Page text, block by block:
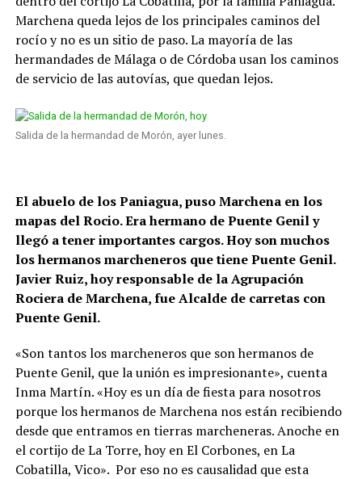
Marchena queda lejos de los principales caminos del
rocío y no es un sitio de paso. La mayoría de las
hermandades de Málaga o de Córdoba usan los caminos
de servicio de las autovías, que quedan lejos.
Salida de la hermandad de Morón, ayer lunes.
El abuelo de los Paniagua, puso Marchena en los
mapas del Rocio. Era hermano de Puente Genil y
llegó a tener importantes cargos. Hoy son muchos
los hermanos marcheneros que tiene Puente Genil.
Javier Ruiz, hoy responsable de la Agrupación
Rociera de Marchena, fue Alcalde de carretas con
Puente Genil.
«Son tantos los marcheneros que son hermanos de
Puente Genil, que la unión es impresionante», cuenta
Inma Martín. «Hoy es un día de fiesta para nosotros
porque los hermanos de Marchena nos están recibiendo
desde que entramos en tierras marcheneras. Anoche en
el cortijo de La Torre, hoy en El Corbones, en La
Cobatilla, Vico». Por eso no es causalidad que esta